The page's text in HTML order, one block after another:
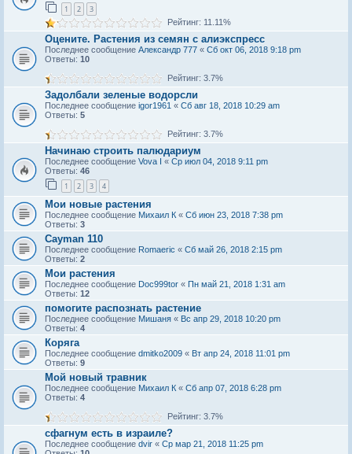
1 2 3
Рейтинг: 11.11%
Оцените. Растения из семян с алиэкспресс
Последнее сообщение Александр 777 « Сб окт 06, 2018 9:18 pm
Ответы: 10
Рейтинг: 3.7%
Задолбали зеленые водорсли
Последнее сообщение igor1961 « Сб авг 18, 2018 10:29 am
Ответы: 5
Рейтинг: 3.7%
Начинаю строить палюдариум
Последнее сообщение Vova I « Ср июл 04, 2018 9:11 pm
Ответы: 46
1 2 3 4
Мои новые растения
Последнее сообщение Михаил К « Сб июн 23, 2018 7:38 pm
Ответы: 3
Cayman 110
Последнее сообщение Romaeric « Сб май 26, 2018 2:15 pm
Ответы: 2
Мои растения
Последнее сообщение Doc999tor « Пн май 21, 2018 1:31 am
Ответы: 12
помогите распознать растение
Последнее сообщение Мишаня « Вс апр 29, 2018 10:20 pm
Ответы: 4
Коряга
Последнее сообщение dmitko2009 « Вт апр 24, 2018 11:01 pm
Ответы: 9
Мой новый травник
Последнее сообщение Михаил К « Сб апр 07, 2018 6:28 pm
Ответы: 4
Рейтинг: 3.7%
сфагнум есть в израиле?
Последнее сообщение dvir « Ср мар 21, 2018 11:25 pm